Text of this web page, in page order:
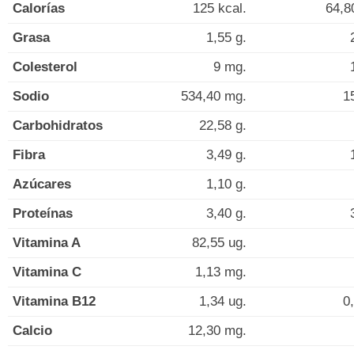
Calorías 125 kcal.
Grasa
1,55 g.
Colesterol
9 mg.
Sodio
534,40 mg.
Carbohidratos
22,58 g.
Fibra
3,49 g.
Azúcares
1,10 g.
Proteínas
3,40 g.
Vitamina A
82,55 ug.
Vitamina C
1,13 mg.
Vitamina B12
1,34 ug.
Calcio
12,30 mg.